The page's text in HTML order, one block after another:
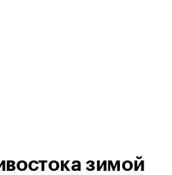
зимой